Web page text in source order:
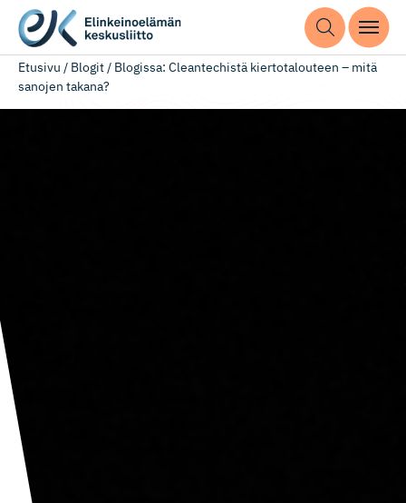
Etusivu / Blogit/ Blogissa: Cleantechistä kiertotalouteen – mitä
sanojen takana?